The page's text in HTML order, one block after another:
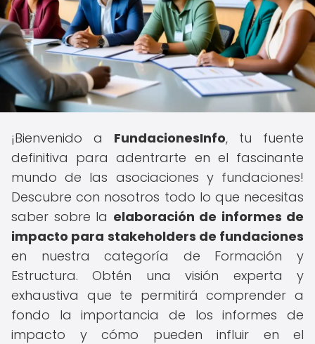
¡Bienvenido a FundacionesInfo, tu fuente
definitiva para adentrarte en el fascinante
mundo de las asociaciones y fundaciones!
Descubre con nosotros todo lo que necesitas
saber sobre la elaboración de informes de
impacto para stakeholders de fundaciones
en nuestra categoría de Formación y
Estructura. Obtén una visión experta y
exhaustiva que te permitirá comprender a
fondo la importancia de los informes de
impacto y cómo pueden influir en el